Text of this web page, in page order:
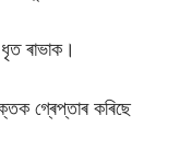
ৰাভাক।
গ্ৰেপ্তাৰ কৰিছে